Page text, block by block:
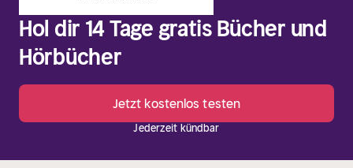
Hol dir 14 Tage gratis Bücher und
Hörbücher
Jetzt kostenlos testen
Jederzeit kündbar